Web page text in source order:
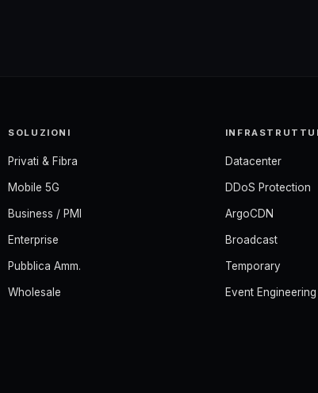
SOLUZIONI
Privati & Fibra
Mobile 5G
Business / PMI
Enterprise
Pubblica Amm.
Wholesale
Datacenter
DDoS Protection
ArgoCDN
Broadcast
Temporary
Event Engineering